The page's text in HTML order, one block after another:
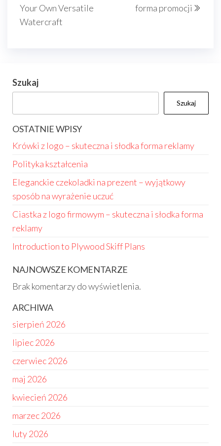
Your Own Versatile
Watercraft
forma promocji
Szukaj
Szukaj
OSTATNIE WPISY
Krówki z logo – skuteczna i słodka forma reklamy
Polityka kształcenia
Eleganckie czekoladki na prezent – wyjątkowy
sposób na wyrażenie uczuć
Ciastka z logo firmowym – skuteczna i słodka forma
reklamy
Introduction to Plywood Skiff Plans
NAJNOWSZE KOMENTARZE
Brak komentarzy do wyświetlenia.
ARCHIWA
sierpień 2026
lipiec 2026
czerwiec 2026
maj 2026
kwiecień 2026
marzec 2026
luty 2026